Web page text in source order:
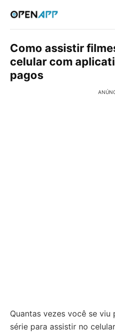
Como assistir
celular com
pagos
Quantas vezes você se
série para assistir no